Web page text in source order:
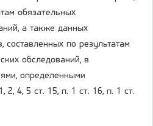
обязательных
а также данных
составленных по результатам
обследований, в
определенными
2, 4, 5 ст. 15, п. 1 ст. 16, п. 1 ст.